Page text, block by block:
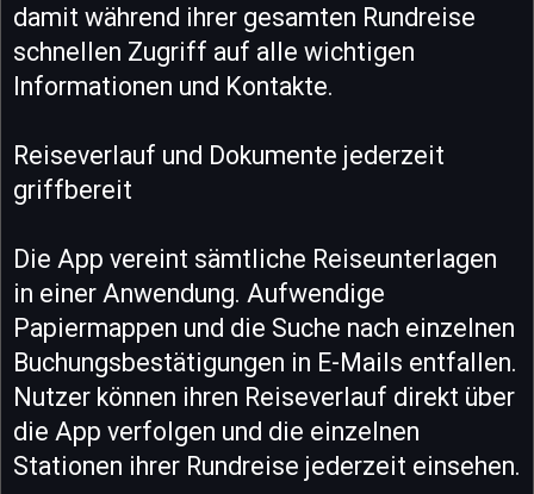
damit während ihrer gesamten Rundreise
schnellen Zugriff auf alle wichtigen
Informationen und Kontakte.
Reiseverlauf und Dokumente jederzeit
griffbereit
Die App vereint sämtliche Reiseunterlagen
in einer Anwendung. Aufwendige
Papiermappen und die Suche nach einzelnen
Buchungsbestätigungen in E-Mails entfallen.
Nutzer können ihren Reiseverlauf direkt über
die App verfolgen und die einzelnen
Stationen ihrer Rundreise jederzeit einsehen.